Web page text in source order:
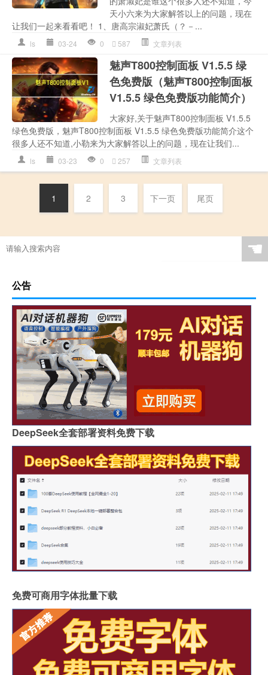
天小六来为大家解答以上的问题，现在
让我们一起来看看吧！ 1、唐高宗淑妃萧氏（？－...
ls 03-24 0 587 文章列表
魅声T800控制面板 V1.5.5 绿
色免费版（魅声T800控制面板
V1.5.5 绿色免费版功能简介）
大家好,关于魅声T800控制面板 V1.5.5
绿色免费版，魅声T800控制面板 V1.5.5 绿色免费版功能简介这个
很多人还不知道,小勒来为大家解答以上的问题，现在让我们...
ls 03-23 0 257 文章列表
1 2 3 下一页 尾页
☚
公告
DeepSeek全套部署资料免费下载
免费可商用字体批量下载